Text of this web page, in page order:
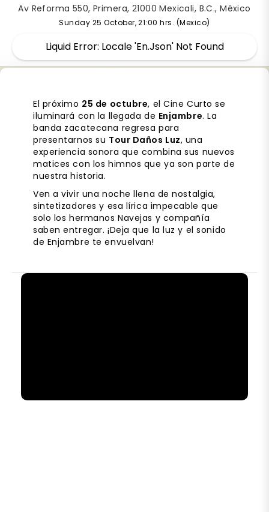
Av Reforma 550, Primera, 21000 Mexicali, B.C., México
Sunday 25 October, 21:00 hrs. (Mexico)
Liquid Error: Locale 'en.json' Not Found
El próximo 25 de octubre, el Cine Curto se
iluminará con la llegada de Enjambre. La
banda zacatecana regresa para
presentarnos su Tour Daños Luz, una
experiencia sonora que combina sus nuevos
matices con los himnos que ya son parte de
nuestra historia.
Ven a vivir una noche llena de nostalgia,
sintetizadores y esa lírica impecable que
solo los hermanos Navejas y compañía
saben entregar. ¡Deja que la luz y el sonido
de Enjambre te envuelvan!